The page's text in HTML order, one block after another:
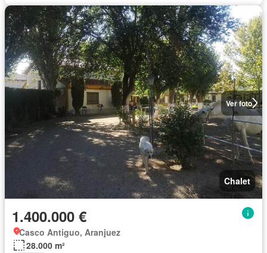
Ver foto
Chalet
1.400.000 €
Casco Antiguo, Aranjuez
28.000 m²